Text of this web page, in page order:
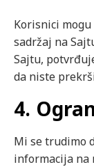
Korisnici
sadržaj na
Sajtu,
da niste
4.
Mi se trudimo
informacija na